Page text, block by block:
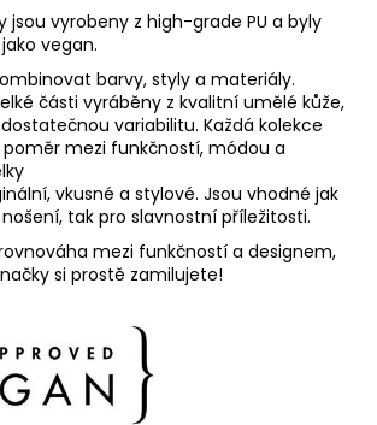
jsou vyrobeny z high-grade PU a byly
vegan.
barvy, styly a materiály.
části vyráběny z kvalitní umělé kůže,
variabilitu. Každá kolekce
mezi funkčností, módou a
vkusné a stylové. Jsou vhodné jak
tak pro slavnostní příležitosti.
rovnováha mezi funkčností a designem,
si prostě zamilujete!